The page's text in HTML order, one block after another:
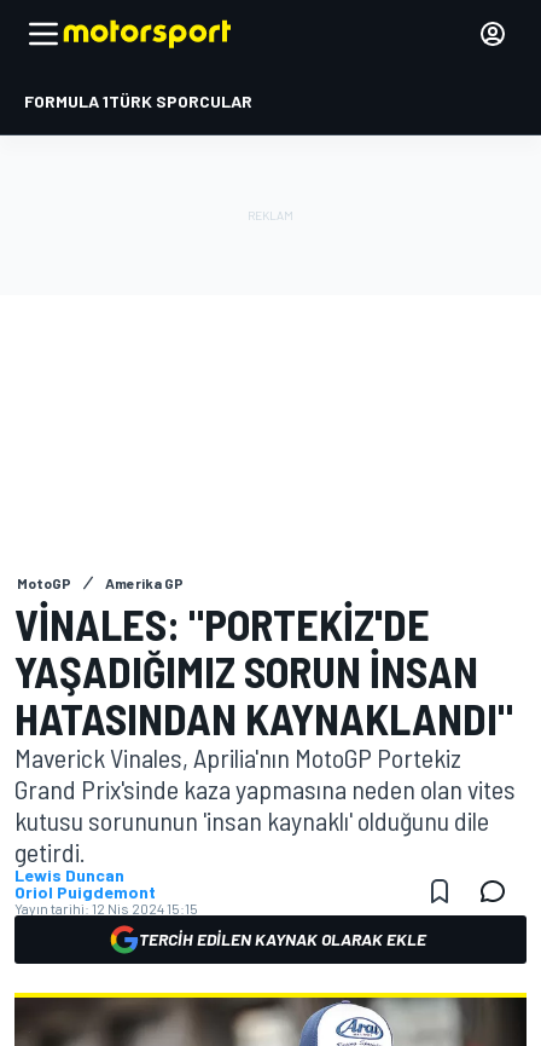
FORMULA 1TÜRK SPORCULAR
MotoGP Amerika GP
VINALES: "PORTEKIZ'DE
YAŞADIĞIMIZ SORUN INSAN
HATASINDAN KAYNAKLANDI"
Maverick Vinales, Aprilia'nın MotoGP Portekiz
Grand Prix'sinde kaza yapmasına neden olan vites
kutusu sorununun 'insan kaynaklı' olduğunu dile
getirdi.
Lewis Duncan
Oriol Puigdemont
Yayın tarihi: 12 Nis 2024 15:15
TERCIH EDILEN KAYNAK OLARAK EKLE